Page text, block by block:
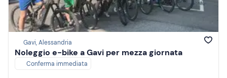
Gavi, Alessandria
Noleggio e-bike a Gavi per mezza giornata
Conferma immediata